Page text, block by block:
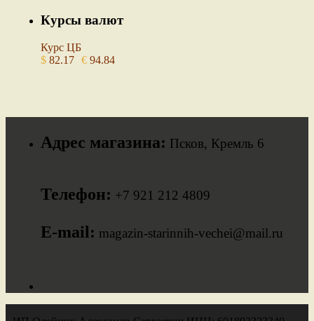
Курсы валют
Курс ЦБ
$ 82.17 € 94.84
Адрес магазина: Псков, Кремль 6
Телефон: +7 921 212 4809
E-mail: magazin-starinnih-vechei@mail.ru